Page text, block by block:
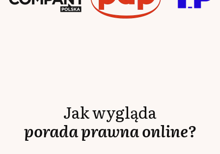
Jak wygląda
porada prawna online?